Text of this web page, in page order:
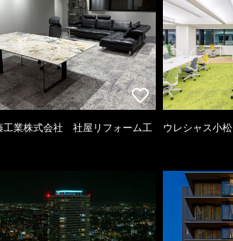
工業株式会社 社屋リフォーム工
ウレシャス小松